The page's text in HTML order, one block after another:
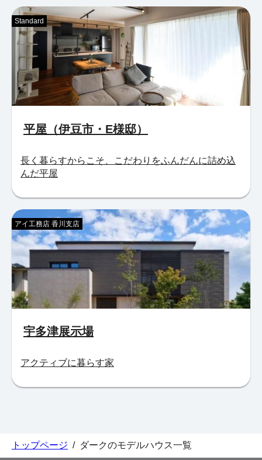
平屋（伊豆市・E様邸）
Standard
長く暮らすからこそ、こだわりをふんだんに詰め込
んだ平屋
宇多津展示場
アイ工務店 香川支店
アクティブに暮らす家
トップページ / ダークのモデルハウス一覧